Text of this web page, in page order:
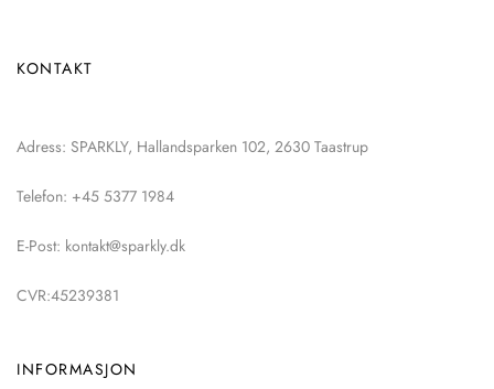
KONTAKT
Adress: SPARKLY, Hallandsparken 102, 2630 Taastrup
Telefon: +45 5377 1984
E-Post: kontakt@sparkly.dk
CVR:45239381
INFORMASJON